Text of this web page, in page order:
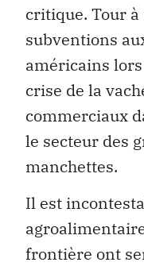
critique. Tour à
subventions
américains
crise de la
commerciaux
le secteur des
manchettes.
Il est
frontière ont